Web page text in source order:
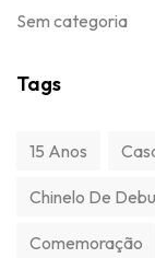
Sem categoria
Tags
15 Anos
Chinelo De
Comemoração